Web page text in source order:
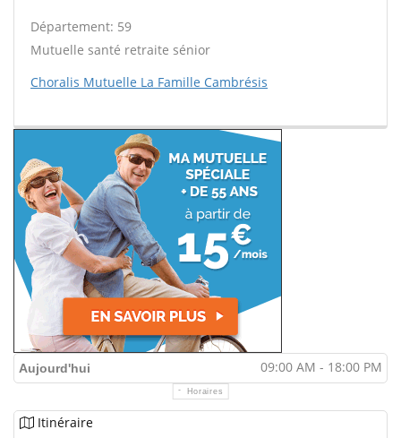
Département: 59
Mutuelle santé retraite sénior
Choralis Mutuelle La Famille Cambrésis
Aujourd'hui 09:00 AM - 18:00 PM
Horaires
Itinéraire